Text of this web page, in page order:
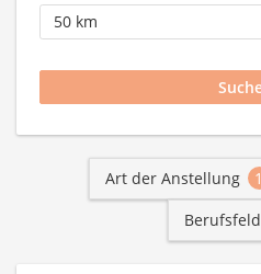
Art der Anstellung 1
Berufsfeld